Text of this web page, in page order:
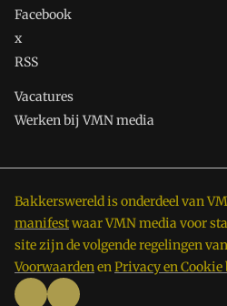
Facebook
x
RSS
Vacatures
Werken bij VMN media
Bakkerswereld is onderdeel van
manifestwaar VMN media voor
site zijn de volgende regelingen
VoorwaardenenPrivacy en Cookie